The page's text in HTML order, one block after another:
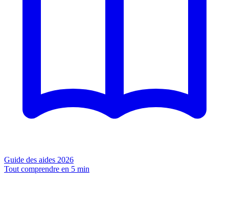
Guide des aides 2026
Tout comprendre en 5 min